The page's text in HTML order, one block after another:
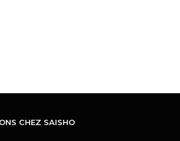
CHEZ SAISHO